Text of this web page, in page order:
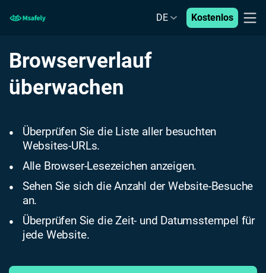
DE Kostenlos
Browserverlauf
überwachen
●
Überprüfen Sie die Liste aller besuchten
Websites-URLs.
● Alle Browser-Lesezeichen anzeigen.
●
Sehen Sie sich die Anzahl der Website-Besuche
an.
●
Überprüfen Sie die Zeit- und Datumsstempel für
jede Website.